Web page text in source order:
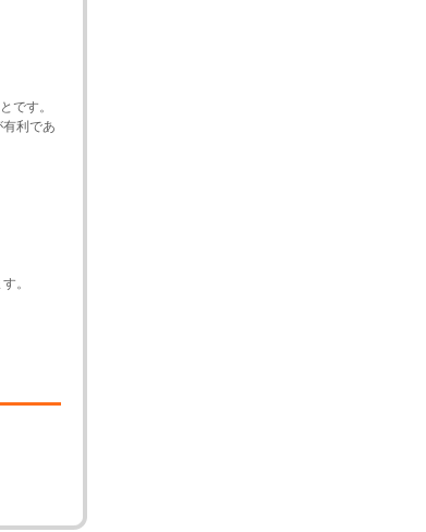
です。
利であ
。